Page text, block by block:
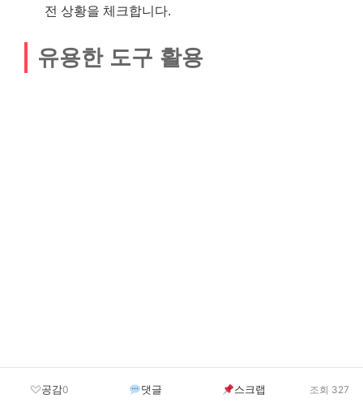
전 상황을 체크합니다.
유용한 도구 활용
공감0 댓글 스크랩 조회 327